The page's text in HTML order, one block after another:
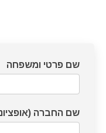
דף
צרו
קשר
שם פרטי ומשפחה
שם החברה